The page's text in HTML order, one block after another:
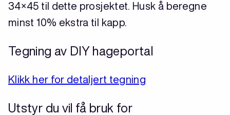
34×45 til dette prosjektet. Husk å beregne
minst 10% ekstra til kapp.
Tegning av DIY hageportal
Klikk her for detaljert tegning
Utstyr du vil få bruk for